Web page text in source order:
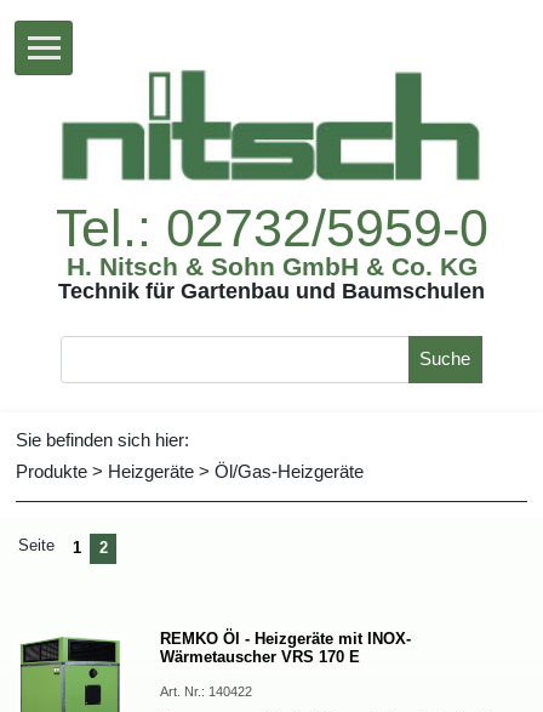
Tel.:02732/5959-0
H.Nitsch&SohnGmbH&Co.KG
TechnikfürGartenbauundBaumschulen
Suche
Siebefindensichhier:
Produkte > Heizgeräte > Öl/Gas-Heizgeräte
Seite 1 2
REMKOÖl-HeizgerätemitINOX-
WärmetauscherVRS170E
Art.Nr.: 140422